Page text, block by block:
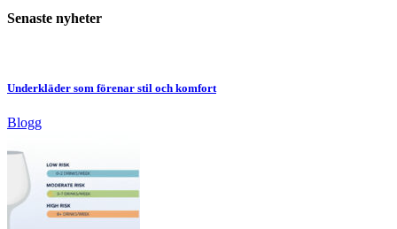
Senaste nyheter
Underkläder som förenar stil och komfort
Blogg